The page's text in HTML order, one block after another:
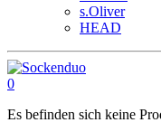
s.Oliver
HEAD
0
Es befinden sich keine